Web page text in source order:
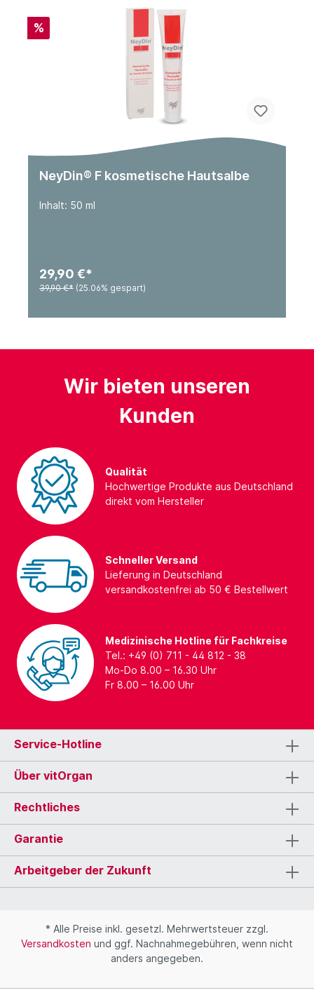
%
NeyDin® F kosmetische Hautsalbe
Inhalt: 50 ml
29,90 €*
39,90 €* (25.06% gespart)
Wir bieten unseren
Kunden
Qualität
Hochwertige Produkte aus Deutschland
direkt vom Hersteller
Schneller Versand
Lieferung in Deutschland
versandkostenfrei ab 50 € Bestellwert
Medizinische Hotline für Fachkreise
Tel.: +49 (0) 711 - 44 812 - 38
Mo-Do 8.00 – 16.30 Uhr
Fr 8.00 – 16.00 Uhr
Service-Hotline
Über vitOrgan
Rechtliches
Garantie
Arbeitgeber der Zukunft
* Alle Preise inkl. gesetzl. Mehrwertsteuer zzgl.
Versandkosten und ggf. Nachnahmegebühren, wenn nicht
anders angegeben.